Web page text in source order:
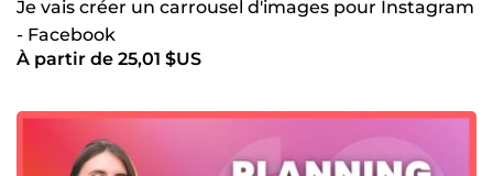
Je vais créer un carrousel d'images pour Instagram
- Facebook
À partir de 25,01 $US